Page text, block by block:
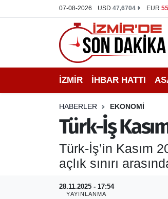
07-08-2026 USD47,6704 EUR
İZMİR İHBAR HATTI
HABERLER EKONOMİ
Türk-İş
Türk-İş’in Kasım
açlık sınırı
28.11.2025 - 17:54
YAYINLANMA
İHBAR HATTI
DEPREM
GENEL
EKONOMİ
SİYASET
İzmir Nöbetçi Eczaneler
İzmir Hava Durumu
İzmir Namaz Vakitleri
İzmir Trafik Yoğunluk Haritası
Puan Durumu ve Fikstür
Tüm Manşetler
Son Dakika Haberleri